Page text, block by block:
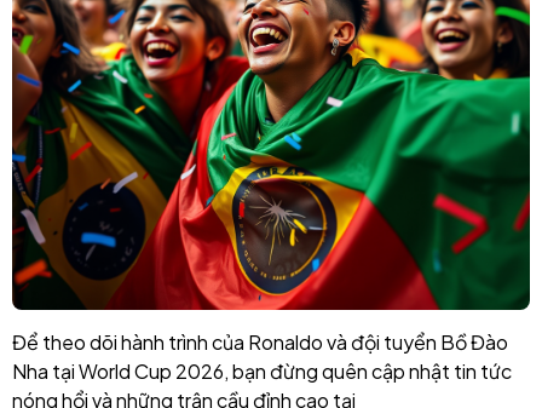
Để theo dõi hành trình của Ronaldo và đội tuyển Bồ Đào
Nha tại World Cup 2026, bạn đừng quên cập nhật tin tức
nóng hổi và những trận cầu đỉnh cao tại